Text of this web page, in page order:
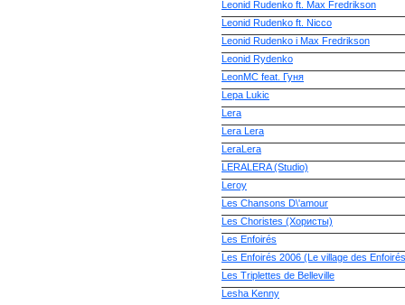
Leonid Rudenko ft. Max Fredrikson
Leonid Rudenko ft. Nicco
Leonid Rudenko i Max Fredrikson
Leonid Rydenko
LeonMC feat. Гуня
Lepa Lukic
Lera
Lera Lera
LeraLera
LERALERA (Studio)
Leroy
Les Chansons D\'amour
Les Choristes (Хористы)
Les Enfoirés
Les Enfoirés 2006 (Le village des
Les Triplettes de Belleville
Lesha Kenny